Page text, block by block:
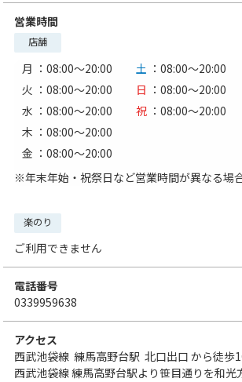
営業時間
店舗
月 ：08:00〜20:00
火 ：08:00〜20:00
水 ：08:00〜20:00
木 ：08:00〜20:00
金 ：08:00〜20:00
土 ：08:00〜20:00
日 ：08:00〜20:00
祝 ：08:00〜20:00
※年末年始・祝祭日など営業時間が異なる場
楽のり
ご利用できません
電話番号
0339959638
アクセス
西武池袋線 練馬高野台駅 北口出口 から徒歩
西武池袋線 練馬高野台駅より笹目通りを和光